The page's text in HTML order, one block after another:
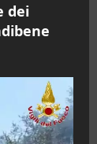
dei